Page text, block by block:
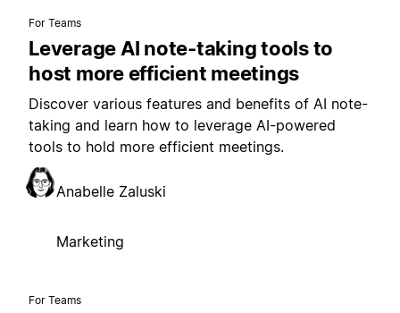
For Teams
Leverage AI note-taking tools to
host more efficient meetings
Discover various features and benefits of AI note-
taking and learn how to leverage AI-powered
tools to hold more efficient meetings.
Anabelle Zaluski
Marketing
For Teams